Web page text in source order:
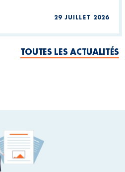
29 JUILLET 2026
TOUTES LES ACTUALITÉS